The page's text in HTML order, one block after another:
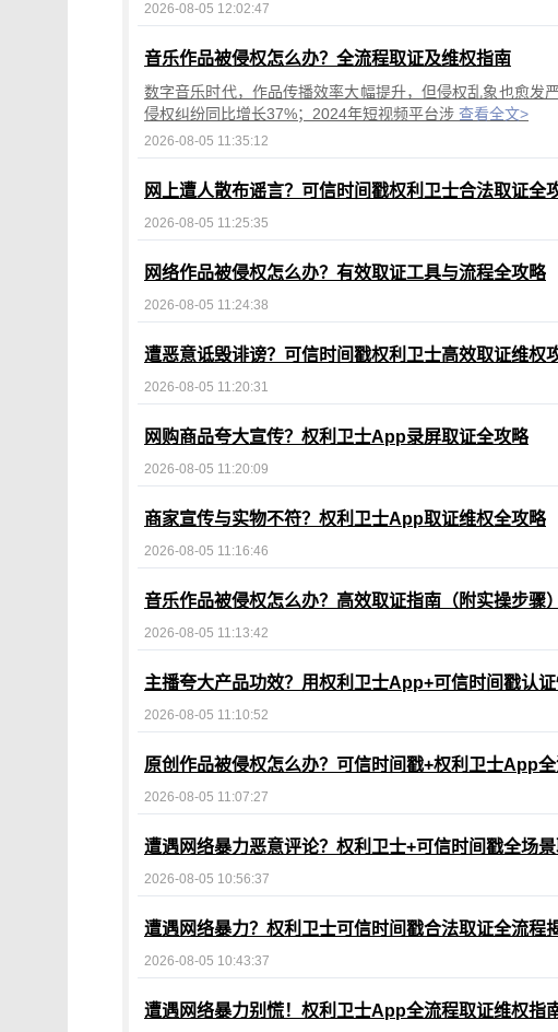
2026-08-05 12:02:47
音乐作品被侵权怎么办？全流程取证及维权指南
数字音乐时代，作品传播效率大幅提升，但侵权乱象也愈发
侵权纠纷同比增长37%；2024年短视频平台涉 查看全文>
2026-08-05 11:35:12
网上遭人散布谣言？可信时间戳权利卫士合法取证全
2026-08-05 11:25:35
网络作品被侵权怎么办？有效取证工具与流程全攻略
2026-08-05 11:24:38
遭恶意诋毁诽谤？可信时间戳权利卫士高效取证维权
2026-08-05 11:20:31
网购商品夸大宣传？权利卫士App录屏取证全攻略
2026-08-05 11:20:09
商家宣传与实物不符？权利卫士App取证维权全攻略
2026-08-05 11:16:46
音乐作品被侵权怎么办？高效取证指南（附实操步骤）
2026-08-05 11:13:42
主播夸大产品功效？用权利卫士App+可信时间戳认
2026-08-05 11:10:52
原创作品被侵权怎么办？可信时间戳+权利卫士App
2026-08-05 11:07:27
遭遇网络暴力恶意评论？权利卫士+可信时间戳全场
2026-08-05 10:56:37
遭遇网络暴力？权利卫士可信时间戳合法取证全流程
2026-08-05 10:43:37
遭遇网络暴力别慌！权利卫士App全流程取证维权指